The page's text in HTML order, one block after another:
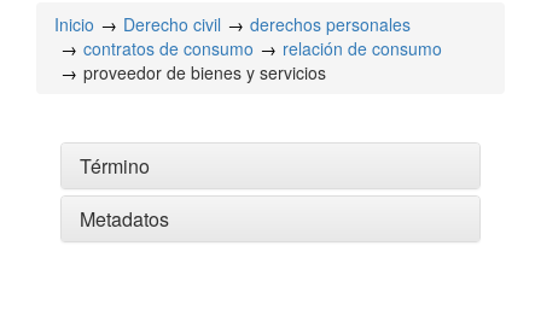
Inicio Derecho civil
derechos personales
contratos de consumo
relación de consumo
proveedor de bienes y servicios
Término
Metadatos